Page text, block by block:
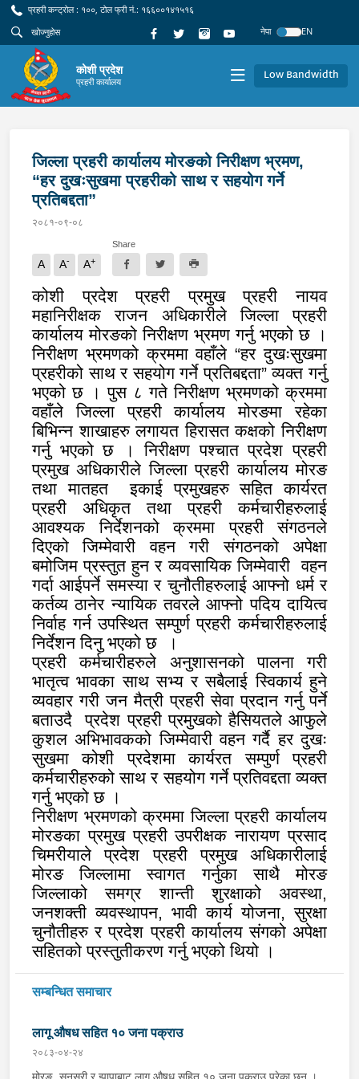
प्रहरी कन्ट्रोल : १००, टोल फ्री नं.: १६६००१४१५१६
नेपा
EN
कोशी प्रदेश
प्रहरी कार्यालय Low Bandwidth
जिल्ला प्रहरी कार्यालय मोरङको निरीक्षण भ्रमण,
“हर दुखःसुखमा प्रहरीको साथ र सहयोग गर्ने
प्रतिबद्दता”
२०८१-०९-०८
A A- A+
Share
कोशी प्रदेश प्रहरी प्रमुख प्रहरी नायव
महानिरीक्षक राजन अधिकारीले जिल्ला प्रहरी
कार्यालय मोरङको निरीक्षण भ्रमण गर्नु भएको छ ।
निरीक्षण भ्रमणको क्रममा वहाँले “हर दुखःसुखमा
प्रहरीको साथ र सहयोग गर्ने प्रतिबद्दता” व्यक्त गर्नु
भएको छ । पुस ८ गते निरीक्षण भ्रमणको क्रममा
वहाँले जिल्ला प्रहरी कार्यालय मोरङमा रहेका
बिभिन्न शाखाहरु लगायत हिरासत कक्षको निरीक्षण
गर्नु भएको छ । निरीक्षण पश्चात प्रदेश प्रहरी
प्रमुख अधिकारीले जिल्ला प्रहरी कार्यालय मोरङ
तथा मातहत
इकाई प्रमुखहरु सहित कार्यरत
प्रहरी अधिकृत तथा प्रहरी कर्मचारीहरुलाई
आवश्यक निर्देशनको क्रममा प्रहरी संगठनले
दिएको जिम्मेवारी वहन गरी संगठनको अपेक्षा
बमोजिम प्रस्तुत हुन र व्यवसायिक जिम्मेवारी वहन
गर्दा आईपर्ने समस्या र चुनौतीहरुलाई आफ्नो धर्म र
कर्तव्य ठानेर न्यायिक तवरले आफ्नो पदिय दायित्व
निर्वाह गर्न उपस्थित सम्पुर्ण प्रहरी कर्मचारीहरुलाई
निर्देशन दिनु भएको छ
।
प्रहरी कर्मचारीहरुले अनुशासनको पालना गरी
भातृत्व भावका साथ सभ्य र सबैलाई स्विकार्य हुने
व्यवहार गरी जन मैत्री प्रहरी सेवा प्रदान गर्नु पर्ने
बताउदै
प्रदेश प्रहरी प्रमुखको हैसियतले आफुले
कुशल अभिभावकको जिम्मेवारी वहन गर्दै हर दुखः
सुखमा कोशी प्रदेशमा कार्यरत सम्पुर्ण प्रहरी
कर्मचारीहरुको साथ र सहयोग गर्ने प्रतिवद्दता व्यक्त
गर्नु भएको छ ।
निरीक्षण भ्रमणको क्रममा जिल्ला प्रहरी कार्यालय
मोरङका प्रमुख प्रहरी उपरीक्षक नारायण प्रसाद
चिमरीयाले प्रदेश प्रहरी प्रमुख अधिकारीलाई
मोरङ जिल्लामा स्वागत गर्नुका साथै मोरङ
जिल्लाको समग्र शान्ती शुरक्षाको अवस्था,
जनशक्ती व्यवस्थापन, भावी कार्य योजना, सुरक्षा
चुनौतीहरु र प्रदेश प्रहरी कार्यालय संगको अपेक्षा
सहितको प्रस्तुतीकरण गर्नु भएको थियो ।
सम्बन्धित समाचार
लागू औषध सहित १० जना पक्राउ
२०८३-०४-२४
मोरङ, सुनसरी र झापाबाट लागू औषध सहित १० जना पक्राउ परेका छन् ।